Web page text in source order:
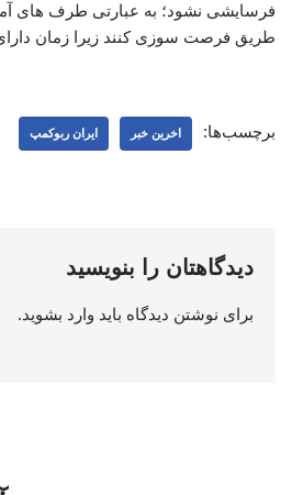
فرسایشی نشود؛ به عبارتی طرف های
طریق فرصت سوزی کنند زیرا زمان
برچسب‌ها: اخرین خبر ایران ربوکمپ
دیدگاهتان را بنویسید
برای نوشتن دیدگاه باید وارد بشوید.